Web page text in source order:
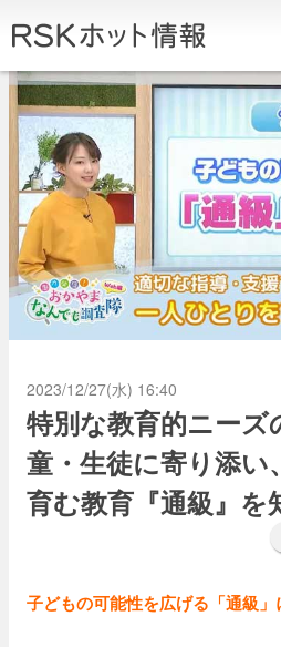
2023/12/27(水) 16:40
特別な教育的ニー
童・生徒に寄り添い
育む教育『通級』を
子どもの可能性を広げる「通級」